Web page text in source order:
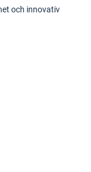
och innovativ